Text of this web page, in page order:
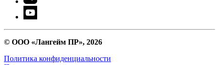
© ООО «Лангейм ПР», 2026
Политика конфиденциальности